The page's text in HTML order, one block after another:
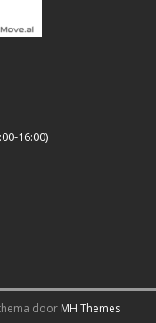
16:00)
door MH Themes